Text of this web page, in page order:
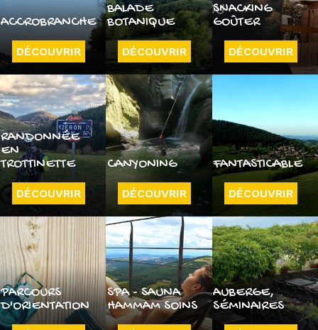
ACCROBRANCHE
DÉCOUVRIR
BALADE
BOTANIQUE
DÉCOUVRIR
SNACKING
GOÛTER
DÉCOUVRIR
RANDONNÉE
EN
TROTTINETTE
DÉCOUVRIR
CANYONING
DÉCOUVRIR
FANTASTICABLE
DÉCOUVRIR
PARCOURS
D'ORIENTATION
SPA - SAUNA
HAMMAM SOINS
AUBERGE,
SÉMINAIRES